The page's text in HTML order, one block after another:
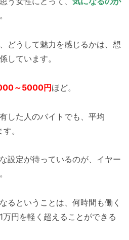
どうして魅力を感じるかは、想
しています。
～5000円ほど。
した人のバイトでも、平均
。
設定が待っているのが、イヤー
るということは、何時間も働く
円を軽く超えることができる